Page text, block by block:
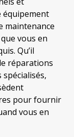
équipement
maintenance
vous en
Qu’il
réparations
pour fournir
vous en